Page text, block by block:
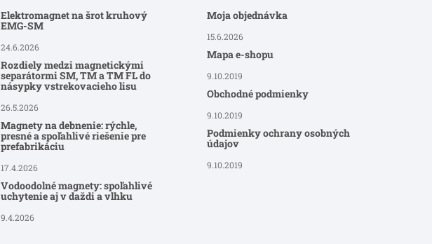
Elektromagnet na šrot kruhový
EMG-SM
24.6.2026
Rozdiely medzi magnetickými
separátormi SM, TM a TM FL do
násypky vstrekovacieho lisu
26.5.2026
Magnety na debnenie: rýchle,
presné a spoľahlivé riešenie pre
prefabrikáciu
17.4.2026
Vodoodolné magnety: spoľahlivé
uchytenie aj v daždi a vlhku
9.4.2026
Moja objednávka
15.6.2026
Mapa e-shopu
9.10.2019
Obchodné podmienky
9.10.2019
Podmienky ochrany osobných
údajov
9.10.2019